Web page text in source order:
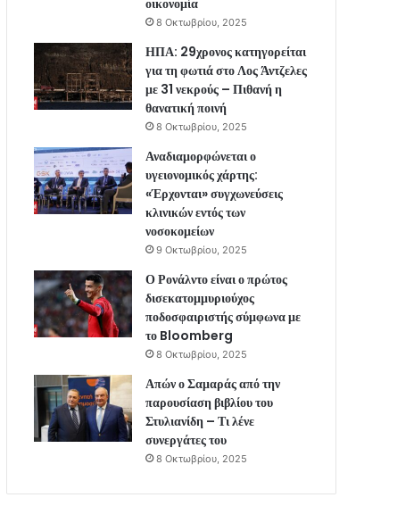
8 Οκτωβρίου, 2025
ΗΠΑ: 29χρονος κατηγορείται
για τη φωτιά στο Λος Άντζελες
με 31 νεκρούς – Πιθανή η
θανατική ποινή
8 Οκτωβρίου, 2025
Αναδιαμορφώνεται ο
υγειονομικός χάρτης:
«Έρχονται» συγχωνεύσεις
κλινικών εντός των
νοσοκομείων
9 Οκτωβρίου, 2025
Ο Ρονάλντο είναι ο πρώτος
δισεκατομμυριούχος
ποδοσφαιριστής σύμφωνα με
το Bloomberg
8 Οκτωβρίου, 2025
Απών ο Σαμαράς από την
παρουσίαση βιβλίου του
Στυλιανίδη – Τι λένε
συνεργάτες του
8 Οκτωβρίου, 2025